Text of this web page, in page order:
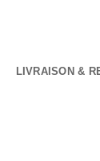
LIVRAISON &